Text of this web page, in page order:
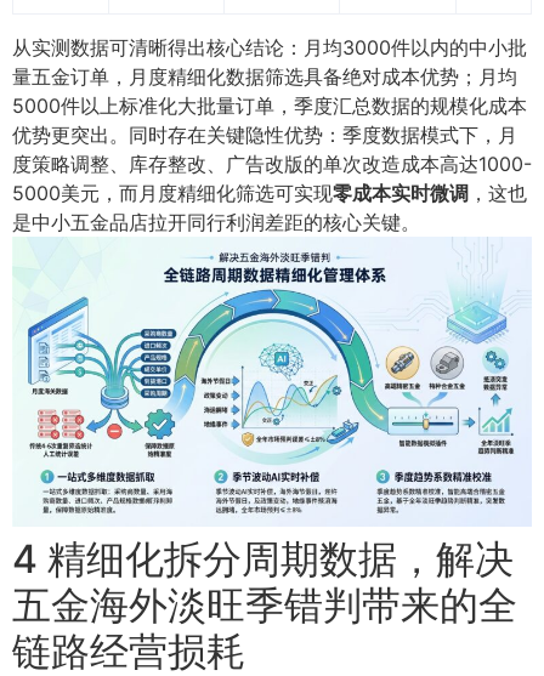
从实测数据可清晰得出核心结论：月均3000件以内的中小批
量五金订单，月度精细化数据筛选具备绝对成本优势；月均
5000件以上标准化大批量订单，季度汇总数据的规模化成本
优势更突出。同时存在关键隐性优势：季度数据模式下，月
度策略调整、库存整改、广告改版的单次改造成本高达1000-
5000美元，而月度精细化筛选可实现零成本实时微调 ，这也
是中小五金品店拉开同行利润差距的核心关键。
4 精细化拆分周期数据，解决
五金海外淡旺季错判带来的全
链路经营损耗